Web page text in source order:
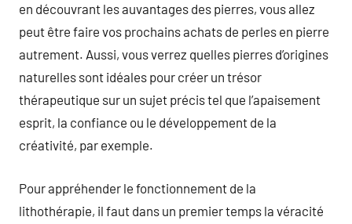
en découvrant les auvantages des pierres, vous allez
peut être faire vos prochains achats de perles en pierre
autrement. Aussi, vous verrez quelles pierres d’origines
naturelles sont idéales pour créer un trésor
thérapeutique sur un sujet précis tel que l’apaisement
esprit, la confiance ou le développement de la
créativité, par exemple.
Pour appréhender le fonctionnement de la
lithothérapie, il faut dans un premier temps la véracité